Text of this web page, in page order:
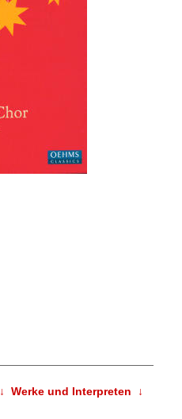
↓ Werke und Interpreten ↓